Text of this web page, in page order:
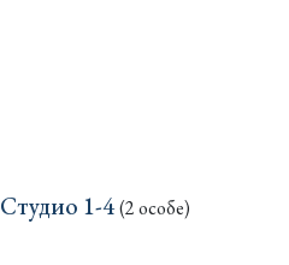
Студио 1-4(2 особе)